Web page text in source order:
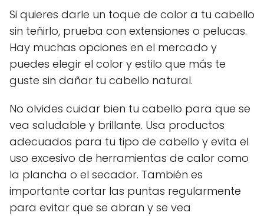
Si quieres darle un toque de color a tu cabello
sin teñirlo, prueba con extensiones o pelucas.
Hay muchas opciones en el mercado y
puedes elegir el color y estilo que más te
guste sin dañar tu cabello natural.
No olvides cuidar bien tu cabello para que se
vea saludable y brillante. Usa productos
adecuados para tu tipo de cabello y evita el
uso excesivo de herramientas de calor como
la plancha o el secador. También es
importante cortar las puntas regularmente
para evitar que se abran y se vea